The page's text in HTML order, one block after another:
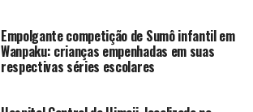
Empolgante competição de Sumô infantil em
Wanpaku: crianças empenhadas em suas
respectivas séries escolares